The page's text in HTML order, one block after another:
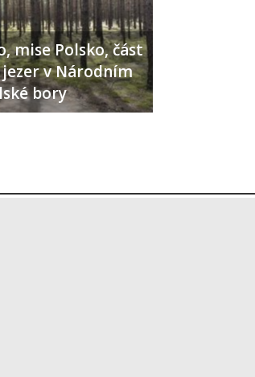
mise Polsko, část
v Národním
bory